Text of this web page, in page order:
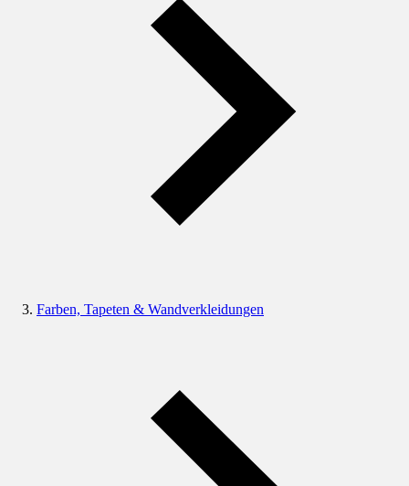
Farben, Tapeten & Wandverkleidungen